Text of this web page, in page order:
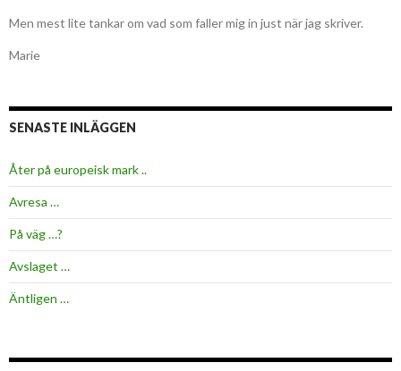
Men mest lite tankar om vad som faller mig in just när jag skriver.
Marie
SENASTE INLÄGGEN
Åter på europeisk mark ..
Avresa …
På väg …?
Avslaget …
Äntligen …